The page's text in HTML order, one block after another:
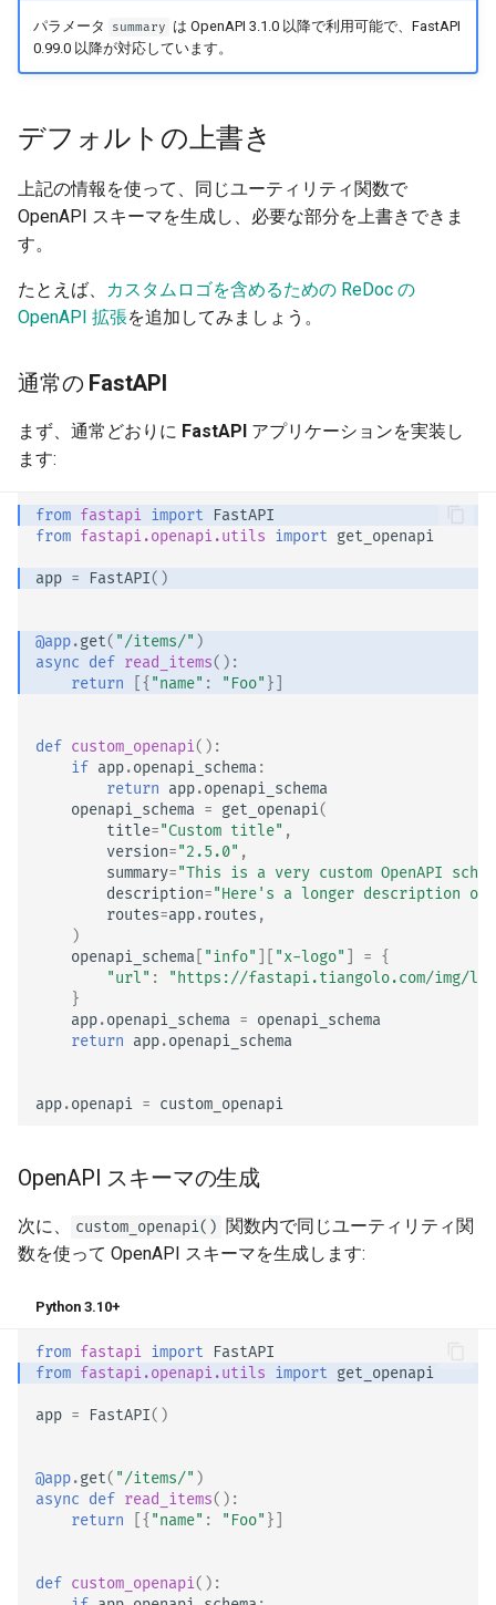
CORS (Cross-Origin Resource
Sharing)
タベース
大規模アプリケーション - 複
数ファイル
JSON Lines をストリームす
る
バックグラウンドタスク
メタデータとドキュメントの
URL
フロントエンド
静的ファイル
テスト
デバッグ
Base64 にしたバイトを含む
JSON
Content-Type の厳格チェック
パラメータ summary
は OpenAPI 3.1.0 以降で利用可能で、FastAPI
0.99.0 以降が対応しています。
デフォルトの上書き
上記の情報を使って、同じユーティリティ関数で
OpenAPI スキーマを生成し、必要な部分を上書きできま
す。
たとえば、
カスタムロゴを含めるための ReDoc の
OpenAPI 拡張を追加してみましょう。
通常の FastAPI
まず、通常どおりに FastAPI アプリケーションを実装し
ます:
from fastapi import
FastAPI
from fastapi.openapi.utils import get_openapi
app = FastAPI()
@app.get( "/items/" )
async def read_items():
return
[{ "name" : "Foo" }]
def custom_openapi():
if app.openapi_schema :
return app.openapi_schema
openapi_schema = get_openapi(
title="Custom title" ,
version="2.5.0" ,
summary="This is a very custom OpenAPI
description="Here's a longer description of
routes=app.routes ,
)
openapi_schema
"info" "x-logo" = {
"url" :
"https://fastapi.tiangolo.com/img/
}
app.openapi_schema = openapi_schema
return app.openapi_schema
app.openapi = custom_openapi
OpenAPI スキーマの生成
次に、 custom_openapi() 関数内で同じユーティリティ関
数を使って OpenAPI スキーマを生成します:
Python 3.10+
from fastapi import
FastAPI
from fastapi.openapi.utils import get_openapi
app = FastAPI()
@app.get( "/items/" )
async def read_items():
return
[{ "name" : "Foo" }]
def custom_openapi():